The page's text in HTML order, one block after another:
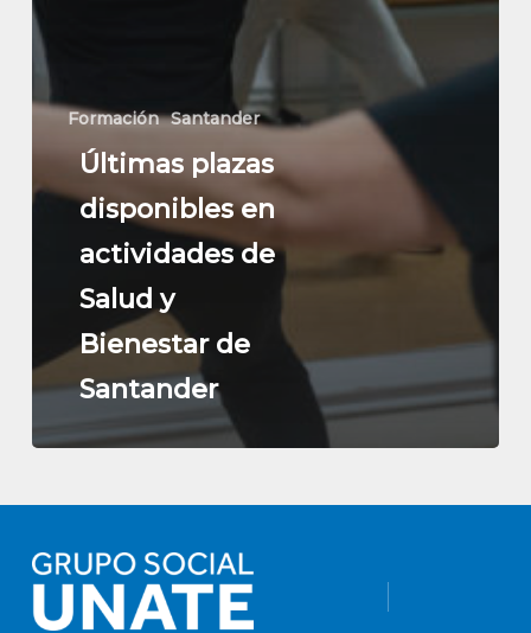
Formación Santander
Últimas plazas
disponibles en
actividades de
Salud y
Bienestar de
Santander